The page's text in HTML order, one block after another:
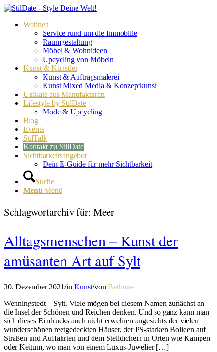
Wohnen
Service rund um die Immobilie
Raumgestaltung
Möbel & Wohnideen
Upcycling von Möbeln
Kunst & Künstler
Kunst & Auftragsmalerei
Kunst Mixed Media & Konzeptkunst
Unikate aus Manufakturen
Lifestyle by StilDate
Mode & Upcycling
Blog
Events
StilTalk
Kontakt zu StilDate
Sichtbarkeitsangebot
Dein E-Guide für mehr Sichtbarkeit
Suche
Menü Menü
Schlagwortarchiv für: Meer
Alltagsmenschen – Kunst der
amüsanten Art auf Sylt
30. Dezember 2021/in Kunst/von Bethune
Wenningstedt – Sylt. Viele mögen bei diesem Namen zunächst an
die Insel der Schönen und Reichen denken. Und so ganz kann man
sich dieses Eindrucks auch nicht erwehren angesichts der vielen
wunderschönen reetgedeckten Häuser, der PS-starken Boliden auf
Straßen und Auffahrten und dem Stelldichein in Orten wie Kampen
oder Keitum, wo man von einem Luxus-Juwelier […]